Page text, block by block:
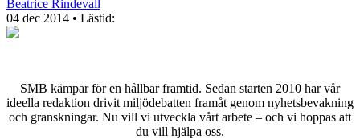
Beatrice Rindevall
04 dec 2014 • Lästid:
SMB kämpar för en hållbar framtid. Sedan starten 2010 har vår
ideella redaktion drivit miljödebatten framåt genom nyhetsbevakning
och granskningar. Nu vill vi utveckla vårt arbete – och vi hoppas att
du vill hjälpa oss.